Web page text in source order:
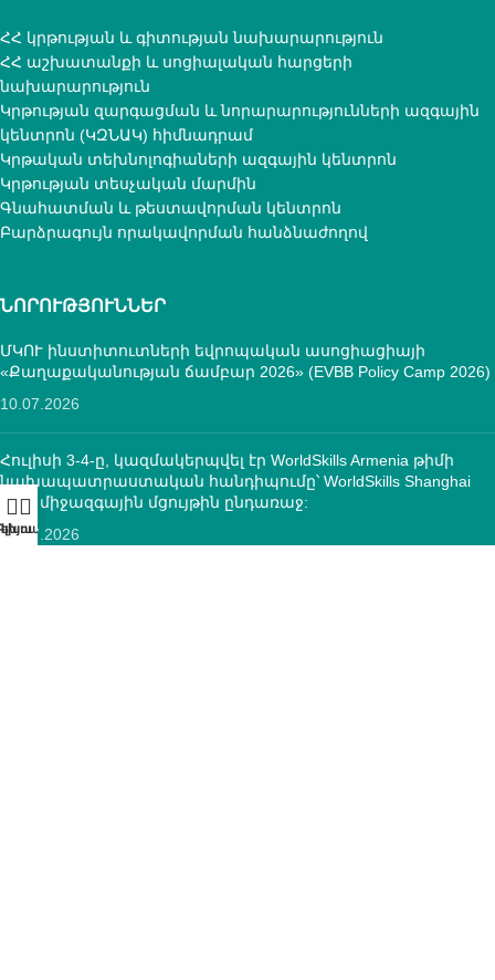
ՀՀ կրթության և գիտության նախարարություն
ՀՀ աշխատանքի և սոցիալական հարցերի
նախարարություն
Կրթության զարգացման և նորարարությունների ազգային
կենտրոն (ԿԶՆԱԿ) հիմնադրամ
Կրթական տեխնոլոգիաների ազգային կենտրոն
Կրթության տեսչական մարմին
Գնահատման և թեստավորման կենտրոն
Բարձրագույն որակավորման հանձնաժողով
ՆՈՐՈՒԹՅՈՒՆՆԵՐ
ՄԿՈՒ ինստիտուտների եվրոպական ասոցիացիայի
«Քաղաքականության ճամբար 2026» (EVBB Policy Camp 2026)
10.07.2026
Հուլիսի 3-4-ը, կազմակերպվել էր WorldSkills Armenia թիմի
նախապատրաստական հանդիպումը՝ WorldSkills Shanghai
2026 միջազգային մցույթին ընդառաջ:
10.07.2026